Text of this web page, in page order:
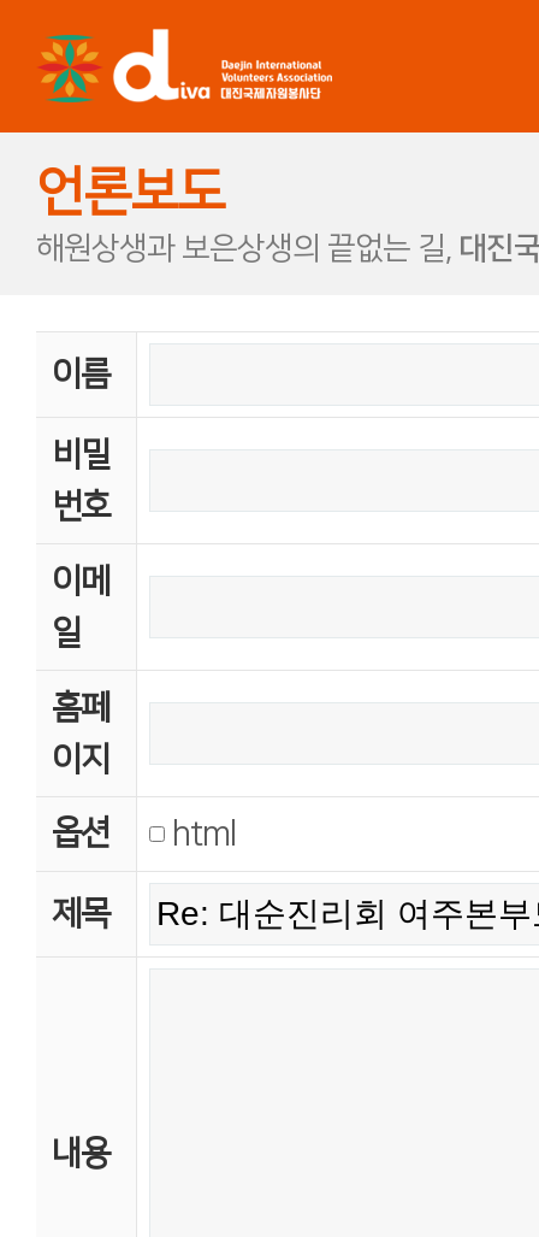
언론보도
해원상생과 보은상생의 끝없는 길, 대진
이름
비밀
번호
이메
일
홈페
이지
옵션
html
제목
내용